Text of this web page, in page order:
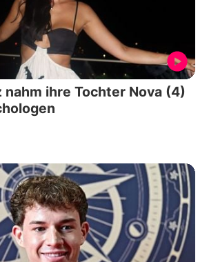
nahm ihre Tochter Nova (4)